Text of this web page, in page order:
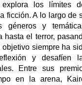
los límites
ficción. A lo largo de
géneros y
hasta el terror,
siempre ha
y desafíen
Entre sus
en la arena,